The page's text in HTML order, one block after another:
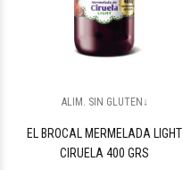
ALIM. SIN GLUTEN↓
EL BROCAL MERMELADA LIGHT
CIRUELA 400 GRS
$25.500 00 $2.400